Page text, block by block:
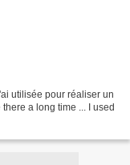
utilisée pour réaliser un
a long time ... I used